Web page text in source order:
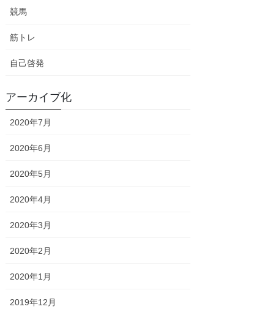
競馬
筋トレ
自己啓発
アーカイブ化
2020年7月
2020年6月
2020年5月
2020年4月
2020年3月
2020年2月
2020年1月
2019年12月